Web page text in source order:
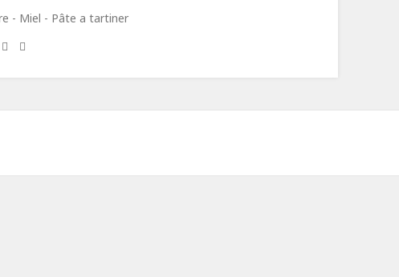
- Miel - Pâte a tartiner